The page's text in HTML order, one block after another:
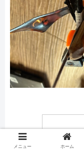
メニュー ホーム